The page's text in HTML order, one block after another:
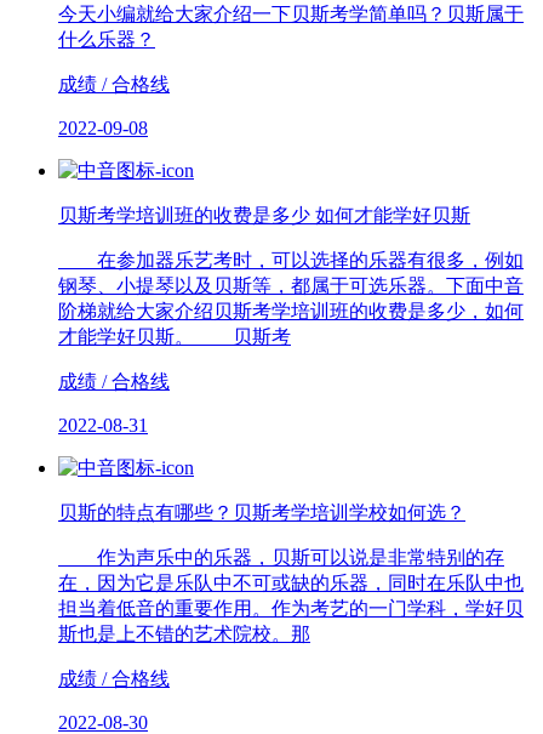
今天小编就给大家介绍一下贝斯考学简单吗？贝斯属于
什么乐器？
成绩 / 合格线
2022-09-08
贝斯考学培训班的收费是多少 如何才能学好贝斯
在参加器乐艺考时，可以选择的乐器有很多，例如
钢琴、小提琴以及贝斯等，都属于可选乐器。下面中音
阶梯就给大家介绍贝斯考学培训班的收费是多少，如何
才能学好贝斯。 贝斯考
成绩 / 合格线
2022-08-31
贝斯的特点有哪些？贝斯考学培训学校如何选？
作为声乐中的乐器，贝斯可以说是非常特别的存
在，因为它是乐队中不可或缺的乐器，同时在乐队中也
担当着低音的重要作用。作为考艺的一门学科，学好贝
斯也是上不错的艺术院校。那
成绩 / 合格线
2022-08-30